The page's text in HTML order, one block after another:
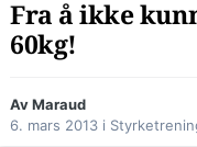
Fra å ikke
60kg!
AvMaraud
6. mars 2013 i